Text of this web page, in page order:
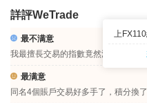
詳評WeTrade
最不满意
我最擅長交易的指數竟然沒有積分？
最满意
同名4個賬戶交易好多手了，積分換
上